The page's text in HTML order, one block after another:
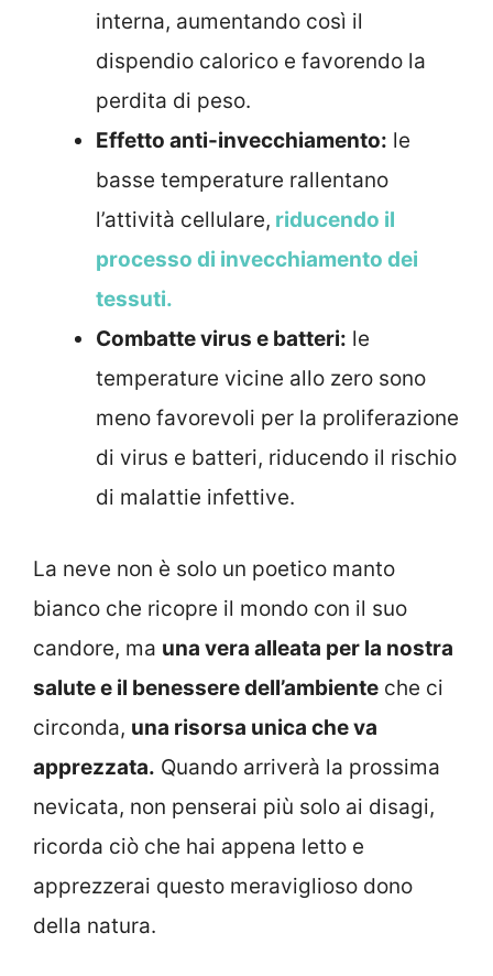
interna, aumentando così il
dispendio calorico e favorendo la
perdita di peso.
Effetto anti-invecchiamento: le
basse temperature rallentano
l’attività cellulare, riducendo il
processo di invecchiamento dei
tessuti.
Combatte virus e batteri: le
temperature vicine allo zero sono
meno favorevoli per la proliferazione
di virus e batteri, riducendo il rischio
di malattie infettive.
La neve non è solo un poetico manto
bianco che ricopre il mondo con il suo
candore, ma una vera alleata per la nostra
salute e il benessere dell’ambiente che ci
circonda, una risorsa unica che va
apprezzata. Quando arriverà la prossima
nevicata, non penserai più solo ai disagi,
ricorda ciò che hai appena letto e
apprezzerai questo meraviglioso dono
della natura.